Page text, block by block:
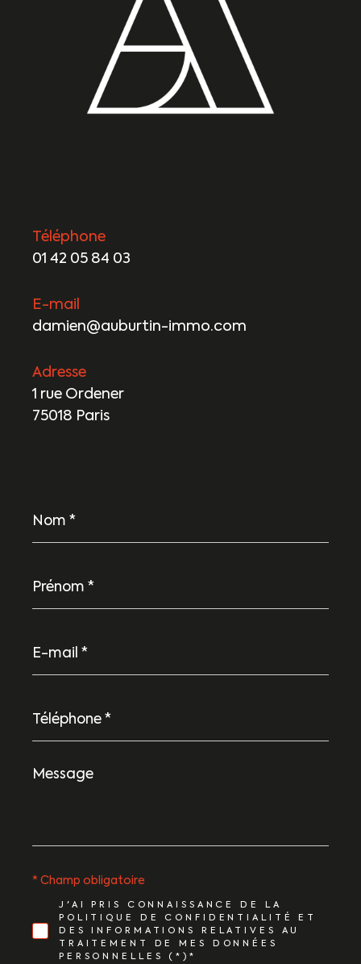
Téléphone
01 42 05 84 03
E-mail
damien@auburtin-immo.com
Adresse
1 rue Ordener
75018 Paris
*
*
mail
*
Message
J'AI PRIS CONNAISSANCE DE LA
POLITIQUE DE CONFIDENTIALITÉ ET
DES INFORMATIONS RELATIVES AU
TRAITEMENT DE MES DONNÉES
PERSONNELLES (*)*
* Champ obligatoire